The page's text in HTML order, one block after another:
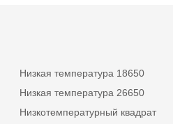
Низкая температура 18650
Низкая температура 26650
Низкотемпературный квадрат